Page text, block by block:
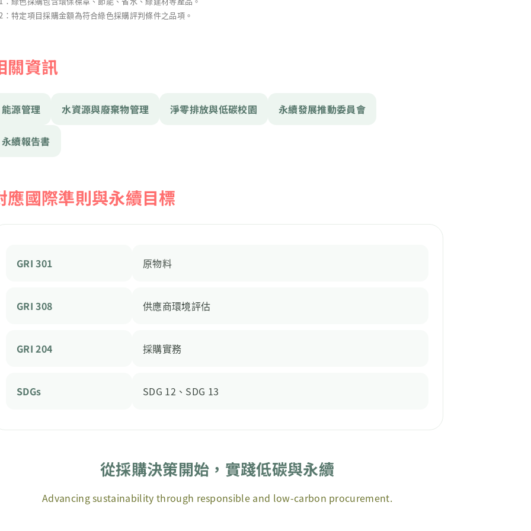
：特定項目採購金額為符合綠色採購評判條件之品項。
關資訊
能源管理 水資源與廢棄物管理 淨零排放與低碳校園 永續發展推動委員會
永續報告書
應國際準則與永續目標
GRI 301 原物料
GRI 308 供應商環境評估
GRI 204 採購實務
SDGs SDG 12、SDG 13
從採購決策開始，實踐低碳與永續
Advancing sustainability through responsible and low-carbon procurement.